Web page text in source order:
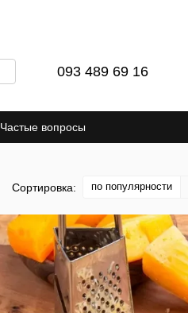
093 489 69 16
Частые вопросы
Сортировка: по популярности